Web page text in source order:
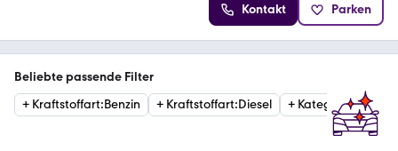
Kontakt Parken
Beliebte passende Filter
+ Kraftstoffart:Benzin + Kraftstoffart:Diesel + Kategorie: